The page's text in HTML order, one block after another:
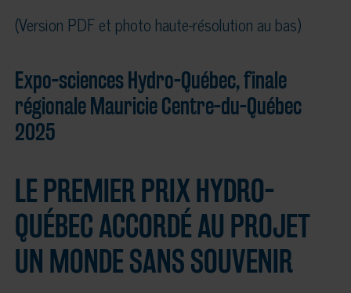
(Version PDF et photo haute-résolution au bas)
Expo-sciences Hydro-Québec, finale
régionale Mauricie Centre-du-Québec
2025
LE PREMIER PRIX HYDRO-
QUÉBEC ACCORDÉ AU PROJET
UN MONDE SANS SOUVENIR